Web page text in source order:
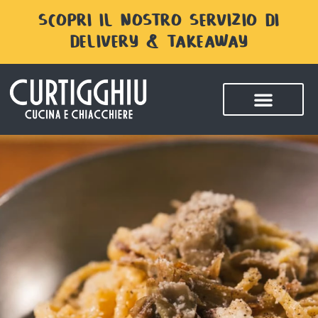
SCOPRI IL NOSTRO SERVIZIO DI
DELIVERY & TAKEAWAY